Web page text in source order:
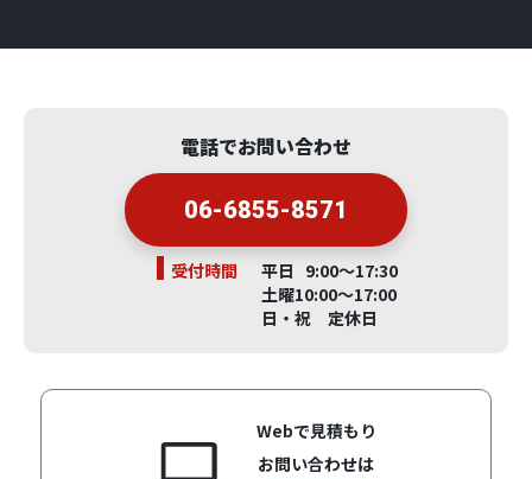
電話でお問い合わせ
06-6855-8571
受付時間
平日 9:00～17:30
土曜10:00～17:00
日・祝 定休日
Webで見積もり
お問い合わせは